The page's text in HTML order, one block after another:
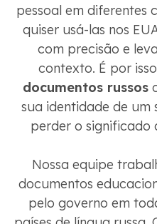
pessoal em diferentes
quiser usá-las nos
com precisão e
contexto. É por
documentos russos
sua identidade de um
perder o significado
Nossa equipe
documentos
pelo governo em